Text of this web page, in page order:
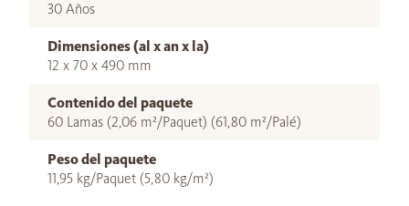
30 Años
Dimensiones (al x an x la)
12 x 70 x 490 mm
Contenido del paquete
60 Lamas (2,06 m²/Paquet) (61,80 m²/Palé)
Peso del paquete
11,95 kg/Paquet (5,80 kg/m²)